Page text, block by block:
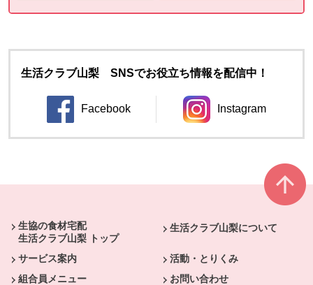
生活クラブ山梨 SNSでお役立ち情報を配信中！
Facebook
別のウィンドウで開きます。
Instagram
別のウィンドウ
生協の食材宅配
生活クラブ山梨 トップ
生活クラブ山梨について
サービス案内
活動・とりくみ
組合員メニュー
お問い合わせ